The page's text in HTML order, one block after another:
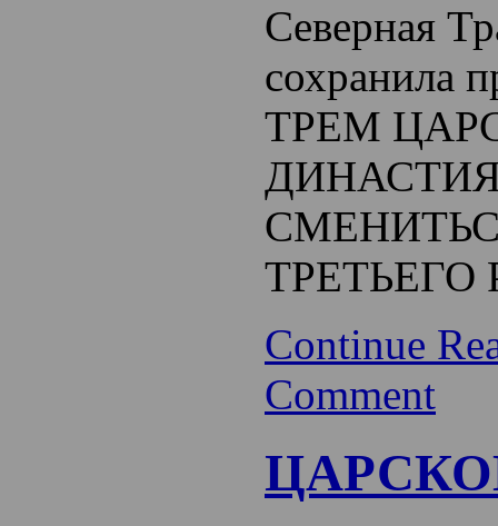
Северная
сохранила
ТРЕМ
ТРЕТЬЕГО
Continue
Comment